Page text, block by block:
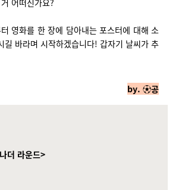
어떠신가요?
영화를 한 장에 담아내는 포스터에 대해 소
바라며 시작하겠습니다! 갑자기 날씨가 추
by. ⚽️공
더 라운드>